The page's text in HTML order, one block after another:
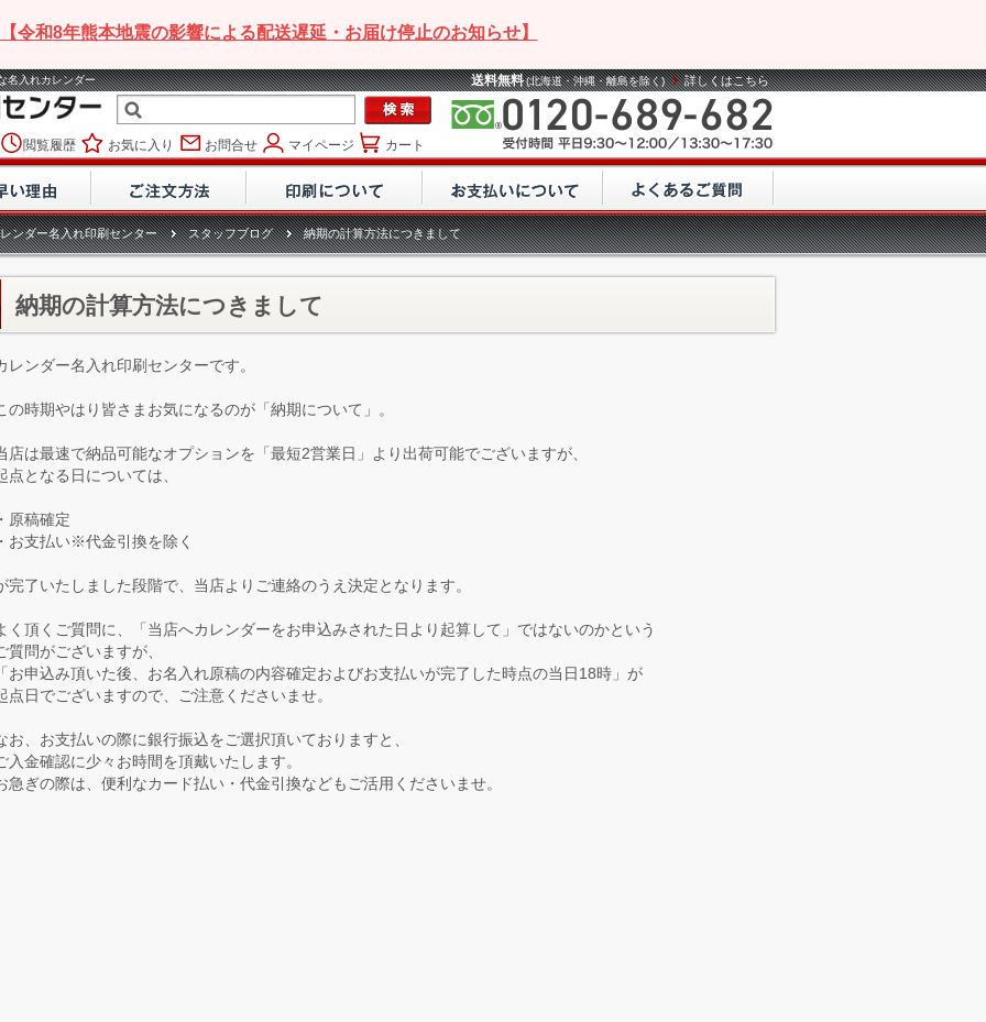
【令和8年熊本地震の影響による配送遅延・お届け停止のお知らせ】
名入れカレンダー 送料無料 (北海道・沖縄・離島を除く) 詳しくはこちら
閲覧履歴 お気に入り お問合せ マイページ カート
ンダー名入れ印刷センター スタッフブログ 納期の計算方法につきまして
納期の計算方法につきまして
レンダー名入れ印刷センターです。
の時期やはり皆さまお気になるのが「納期について」。
店は最速で納品可能なオプションを「最短2営業日」より出荷可能でございますが、
点となる日については、
原稿確定
お支払い※代金引換を除く
完了いたしました段階で、当店よりご連絡のうえ決定となります。
く頂くご質問に、「当店へカレンダーをお申込みされた日より起算して」ではないのかという
質問がございますが、
お申込み頂いた後、お名入れ原稿の内容確定およびお支払いが完了した時点の当日18時」が
点日でございますので、ご注意くださいませ。
お、お支払いの際に銀行振込をご選択頂いておりますと、
入金確認に少々お時間を頂戴いたします。
急ぎの際は、便利なカード払い・代金引換などもご活用くださいませ。